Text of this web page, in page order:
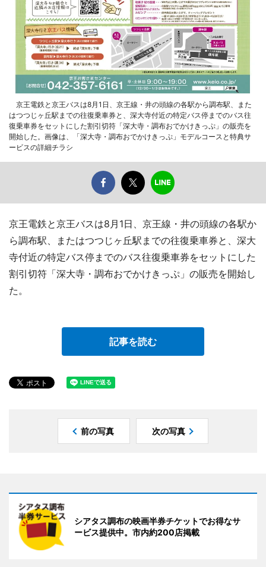
京王電鉄と京王バスは8月1日、京王線・井の頭線の各駅から調布駅、また
はつつじヶ丘駅までの往復乗車券と、深大寺付近の特定バス停までのバス往
復乗車券をセットにした割引切符「深大寺・調布おでかけきっぷ」の販売を
開始した。画像は、「深大寺・調布おでかけきっぷ」モデルコースと特典サ
ービスの詳細チラシ
京王電鉄と京王バスは8月1日、京王線・井の頭線の各駅か
ら調布駅、またはつつじヶ丘駅までの往復乗車券と、深大
寺付近の特定バス停までのバス往復乗車券をセットにした
割引切符「深大寺・調布おでかけきっぷ」の販売を開始し
た。
記事を読む
前の写真 次の写真
シアタス調布の映画半券チケットでお得なサ
ービス提供中。市内約200店掲載